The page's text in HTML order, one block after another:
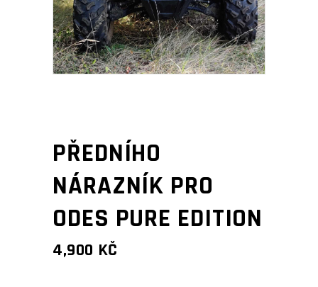
PŘEDNÍHO
NÁRAZNÍK PRO
ODES PURE EDITION
4,900 KČ